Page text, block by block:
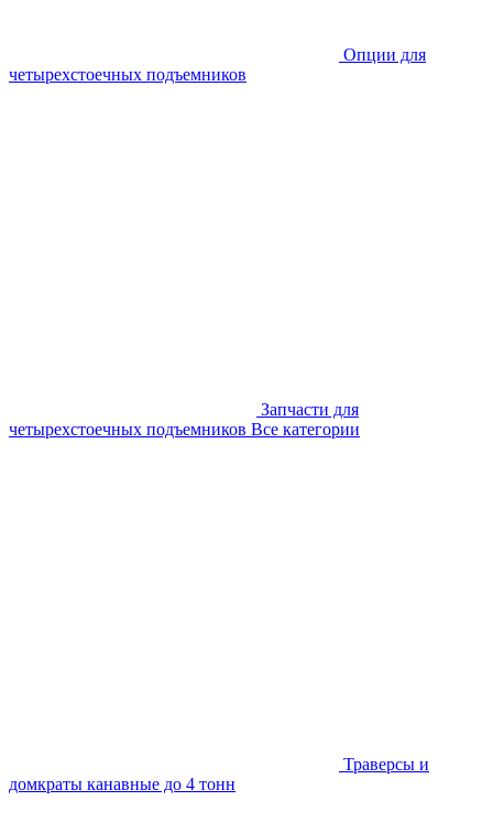
Опции для
четырехстоечных подъемников
Запчасти для
четырехстоечных подъемников Все категории
Траверсы и
домкраты канавные до 4 тонн